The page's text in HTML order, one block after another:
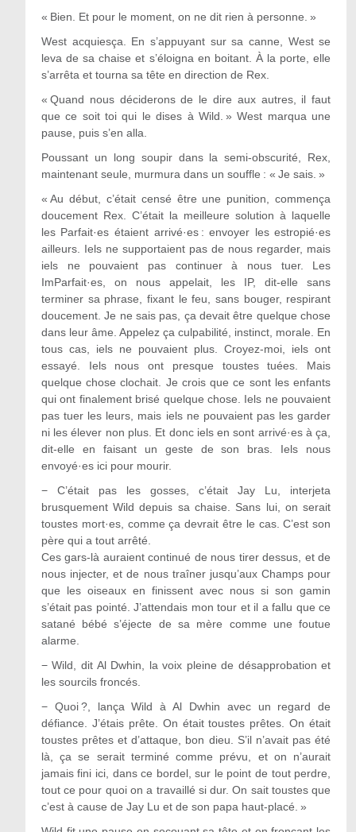
« Bien. Et pour le moment, on ne dit rien à personne. »
West acquiesça. En s’appuyant sur sa canne, West se
leva de sa chaise et s’éloigna en boitant. À la porte, elle
s’arrêta et tourna sa tête en direction de Rex.
« Quand nous déciderons de le dire aux autres, il faut
que ce soit toi qui le dises à Wild. » West marqua une
pause, puis s’en alla.
Poussant un long soupir dans la semi-obscurité, Rex,
maintenant seule, murmura dans un souffle : « Je sais. »
« Au début, c’était censé être une punition, commença
doucement Rex. C’était la meilleure solution à laquelle
les Parfait·es étaient arrivé·es : envoyer les estropié·es
ailleurs. Iels ne supportaient pas de nous regarder, mais
iels ne pouvaient pas continuer à nous tuer. Les
ImParfait·es, on nous appelait, les IP, dit-elle sans
terminer sa phrase, fixant le feu, sans bouger, respirant
doucement. Je ne sais pas, ça devait être quelque chose
dans leur âme. Appelez ça culpabilité, instinct, morale. En
tous cas, iels ne pouvaient plus. Croyez-moi, iels ont
essayé. Iels nous ont presque toustes tuées. Mais
quelque chose clochait. Je crois que ce sont les enfants
qui ont finalement brisé quelque chose. Iels ne pouvaient
pas tuer les leurs, mais iels ne pouvaient pas les garder
ni les élever non plus. Et donc iels en sont arrivé·es à ça,
dit-elle en faisant un geste de son bras. Iels nous
envoyé·es ici pour mourir.
− C’était pas les gosses, c’était Jay Lu, interjeta
brusquement Wild depuis sa chaise. Sans lui, on serait
toustes mort·es, comme ça devrait être le cas. C’est son
père qui a tout arrêté.
Ces gars-là auraient continué de nous tirer dessus, et de
nous injecter, et de nous traîner jusqu’aux Champs pour
que les oiseaux en finissent avec nous si son gamin
s’était pas pointé. J’attendais mon tour et il a fallu que ce
satané bébé s’éjecte de sa mère comme une foutue
alarme.
−Wild, dit Al Dwhin, la voix pleine de désapprobation et
les sourcils froncés.
− Quoi ?, lança Wild à Al Dwhin avec un regard de
défiance. J’étais prête. On était toustes prêtes. On était
toustes prêtes et d’attaque, bon dieu. S’il n’avait pas été
là, ça se serait terminé comme prévu, et on n’aurait
jamais fini ici, dans ce bordel, sur le point de tout perdre,
tout ce pour quoi on a travaillé si dur. On sait toustes que
c’est à cause de Jay Lu et de son papa haut-placé. »